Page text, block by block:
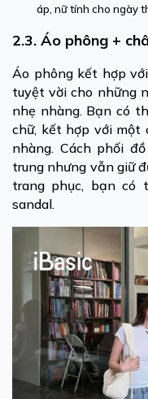
áp, nữ tính cho ngày
2.3. Áo phông +
Áo phông kết hợp
tuyệt vời cho những
nhẹ nhàng. Bạn có
chữ, kết hợp với một
nhàng. Cách phối
trung nhưng vẫn giữ
trang phục, bạn có
sandal.